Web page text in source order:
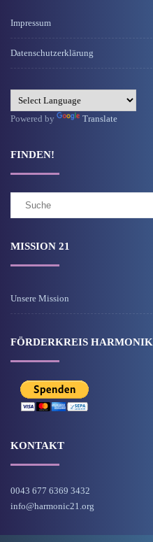
Impressum
Datenschutzerklärung
Powered by Translate
FINDEN!
MISSION 21
Unsere Mission
FÖRDERKREIS HARMONIK
KONTAKT
0043 677 6369 3432
info@harmonic21.org